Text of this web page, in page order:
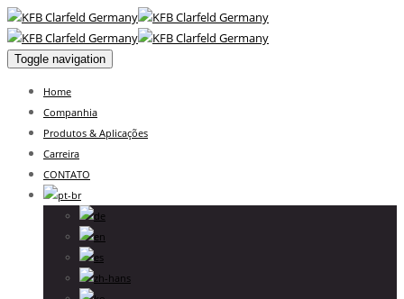
Toggle navigation
Home
Companhia
Produtos & Aplicações
Carreira
CONTATO